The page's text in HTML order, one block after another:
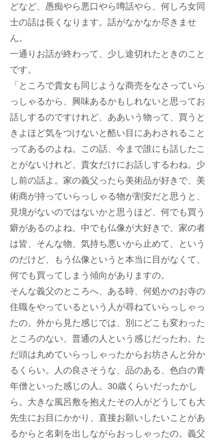
どなど、愚痴やら悪口やら噂話やら、何しろ女同
士の話は長くなります。話がなかなか尽きませ
ん。
一通りお話が終わって、少し途切れたときのこと
です。
「ところで貴女も同じような商売をなさっていら
っしゃるから、興味あるかもしれないと思ってお
話しするのですけれど、ああいう物って、買うと
きよほど気をつけないと酷い目にあわされること
ってあるのよね。この話、今まで誰にも話したこ
とがないけれど、貴女だけにお話しするわね。少
し前の話よ。家の義父ったら美術品が好きで、美
術商が持っていらっしゃる物が割安だと思うと、
見境がないのではないかと思うほど、何でも買う
癖があるのよね。中でも仏像が大好きで、家の者
は皆、そんな物、気持ち悪いから止めて、という
のだけど、もう仏像というと本当に目がなくて、
何でも買ってしまう傾向がありますの。
そんな義父のところへ、ある時、何処かのお寺の
住職をやっているという人が尋ねていらっしゃっ
たの。外から見た感じでは、別にどこも変わった
ところのない、普通の人という感じだったわ。た
だ頭は丸めていらっしゃったからお坊さんと分か
るくらい。人の良さそうな、品のある、色白の青
年僧といった感じの人。30歳くらいだったかし
ら。大きな風呂敷を抱えたその人がどうしても大
先生にお目にかかり、直接お願いしたいことがあ
るからと名刺を出しながらおっしゃったの。義父